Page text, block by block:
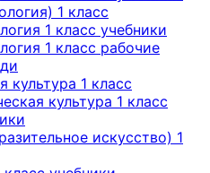
1 класс
1 класс учебники
1 класс рабочие
культура 1 класс
культура 1 класс
искусство) 1